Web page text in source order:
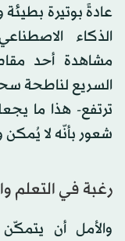
عادةً بوتيرة
الذكاء
مشاهدة أحد
السريع لناطحة
ترتفع- هذا ما
شعور بأنّه لا
رغبة في التعلم
والأمل أن